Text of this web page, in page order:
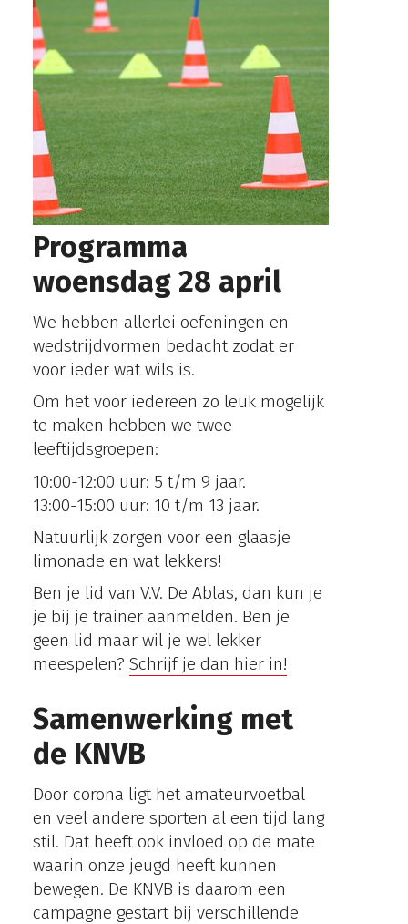
Programma
woensdag 28 april
We hebben allerlei oefeningen en
wedstrijdvormen bedacht zodat er
voor ieder wat wils is.
Om het voor iedereen zo leuk mogelijk
te maken hebben we twee
leeftijdsgroepen:
10:00-12:00 uur: 5 t/m 9 jaar.
13:00-15:00 uur: 10 t/m 13 jaar.
Natuurlijk zorgen voor een glaasje
limonade en wat lekkers!
Ben je lid van V.V. De Ablas, dan kun je
je bij je trainer aanmelden. Ben je
geen lid maar wil je wel lekker
meespelen?Schrijf je dan hier in!
Samenwerking met
de KNVB
Door corona ligt het amateurvoetbal
en veel andere sporten al een tijd lang
stil. Dat heeft ook invloed op de mate
waarin onze jeugd heeft kunnen
bewegen. De KNVB is daarom een
campagne gestart bij verschillende